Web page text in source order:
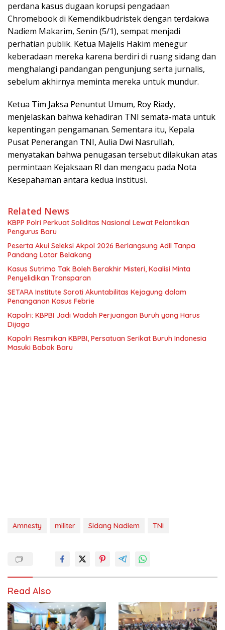
perdana kasus dugaan korupsi pengadaan
Chromebook di Kemendikbudristek dengan terdakwa
Nadiem Makarim, Senin (5/1), sempat menjadi
perhatian publik. Ketua Majelis Hakim menegur
keberadaan mereka karena berdiri di ruang sidang dan
menghalangi pandangan pengunjung serta jurnalis,
sebelum akhirnya meminta mereka untuk mundur.
Ketua Tim Jaksa Penuntut Umum, Roy Riady,
menjelaskan bahwa kehadiran TNI semata-mata untuk
kepentingan pengamanan. Sementara itu, Kepala
Pusat Penerangan TNI, Aulia Dwi Nasrullah,
menyatakan bahwa penugasan tersebut dilakukan atas
permintaan Kejaksaan RI dan mengacu pada Nota
Kesepahaman antara kedua institusi.
Related News
KBPP Polri Perkuat Soliditas Nasional Lewat Pelantikan
Pengurus Baru
Peserta Akui Seleksi Akpol 2026 Berlangsung Adil Tanpa
Pandang Latar Belakang
Kasus Sutrimo Tak Boleh Berakhir Misteri, Koalisi Minta
Penyelidikan Transparan
SETARA Institute Soroti Akuntabilitas Kejagung dalam
Penanganan Kasus Febrie
Kapolri: KBPBI Jadi Wadah Perjuangan Buruh yang Harus
Dijaga
Kapolri Resmikan KBPBI, Persatuan Serikat Buruh Indonesia
Masuki Babak Baru
Amnesty militer Sidang Nadiem TNI
Read Also